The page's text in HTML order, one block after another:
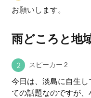
お願いします。
雨どころと地
スピーカー 2
今日は、淡島に自生
ての話題なのですが